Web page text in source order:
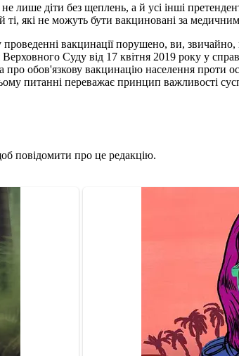
діти без щеплень, а й усі інші
які не можуть бути вакциновані за
вакцинації порушено, ви,
Суду від 17 квітня 2019 року у
обов'язкову вакцинацію населення проти
питанні переважає принцип важливості
повідомити про це редакцію.